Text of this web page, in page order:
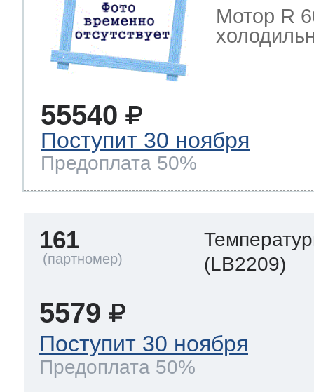
Мотор R
55540
Поступит 30 ноября
Предоплата 50%
161
(LB2209)
5579
Поступит 30 ноября
Предоплата 50%